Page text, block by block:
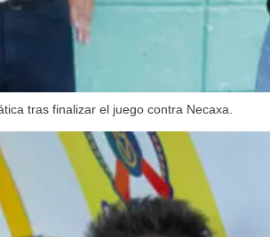
tras finalizar el juego contra Necaxa.